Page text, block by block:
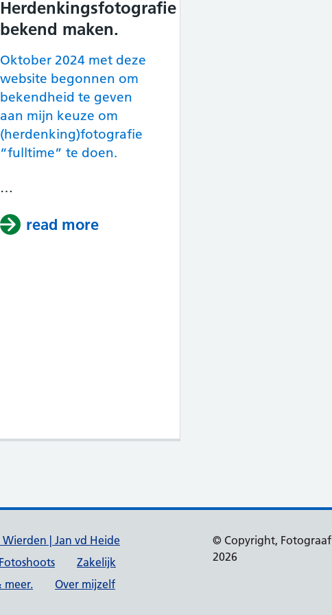
Herdenkingsfotografie
bekend maken.
Oktober 2024 met deze
website begonnen om
bekendheid te geven
aan mijn keuze om
(herdenking)fotografie
“fulltime” te doen.
…
read moreabout Herdenkingsfotografie
| Jan vd Heide
Fotoshoots
Zakelijk
meer.
Over mijzelf
© Copyright, Fotograaf
2026